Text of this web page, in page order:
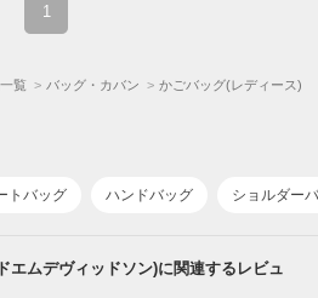
1
覧 バッグ・カバン かごバッグ(レディース)
トバッグ ハンドバッグ ショルダー
ムデヴィッドソン)に関連するレビュ